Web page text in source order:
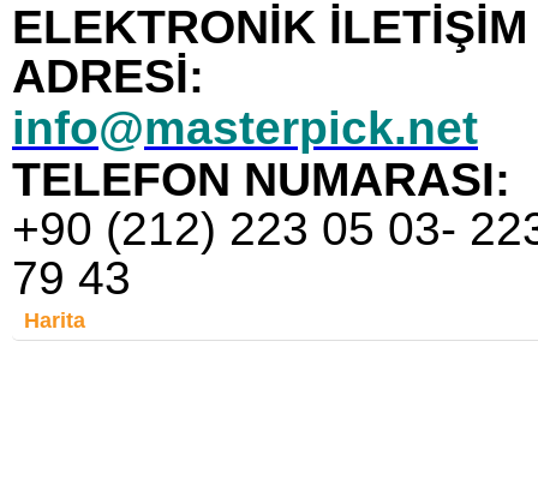
ELEKTRONİK İLETİŞİM
ADRESİ:
info@masterpick.net
TELEFON NUMARASI:
+90 (212) 223 05 03-
79 43
Harita